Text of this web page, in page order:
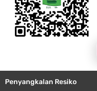
Penyangkalan Resiko